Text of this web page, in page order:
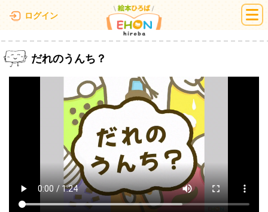
ログイン 絵本ひろば
だれのうんち？